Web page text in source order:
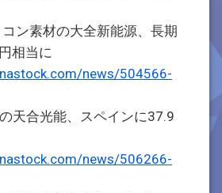
ン素材の大全新能源、長期
相当に
news/504566-
天合光能、スペインに37.9
news/506266-